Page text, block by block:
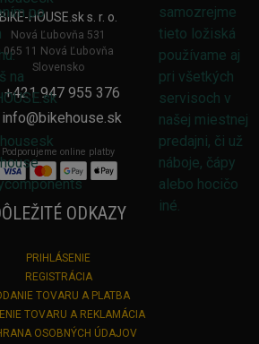
BIKE-HOUSE.sk s. r. o.
Nová Ľubovňa 531
065 11 Nová Ľubovňa
Slovensko
+421 947 955 376
info@bikehouse.sk
Podporujeme online platby
ODKAZY
PRIHLÁSENIE
REGISTRÁCIA
TOVARU A PLATBA
TOVARU A REKLAMÁCIA
OSOBNÝCH ÚDAJOV